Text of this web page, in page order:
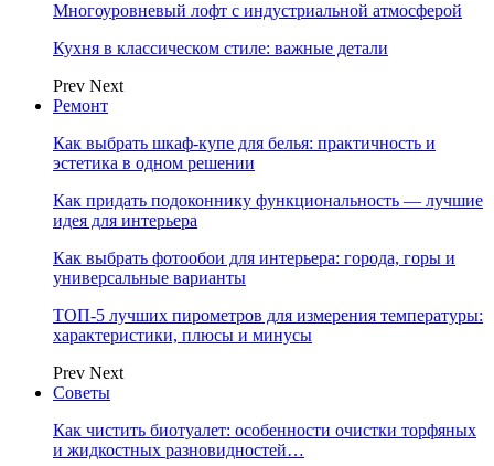
Многоуровневый лофт с индустриальной атмосферой
Кухня в классическом стиле: важные детали
Prev Next
Ремонт
Как выбрать шкаф-купе для белья: практичность и
эстетика в одном решении
Как придать подоконнику функциональность — лучшие
идея для интерьера
Как выбрать фотообои для интерьера: города, горы и
универсальные варианты
ТОП-5 лучших пирометров для измерения температуры:
характеристики, плюсы и минусы
Prev Next
Советы
Как чистить биотуалет: особенности очистки торфяных
и жидкостных разновидностей…